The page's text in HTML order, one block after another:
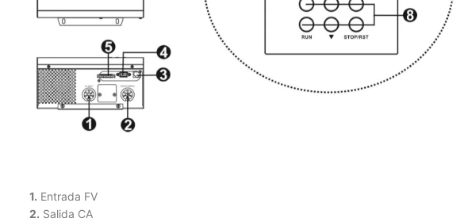
1. Entrada FV
2. Salida CA